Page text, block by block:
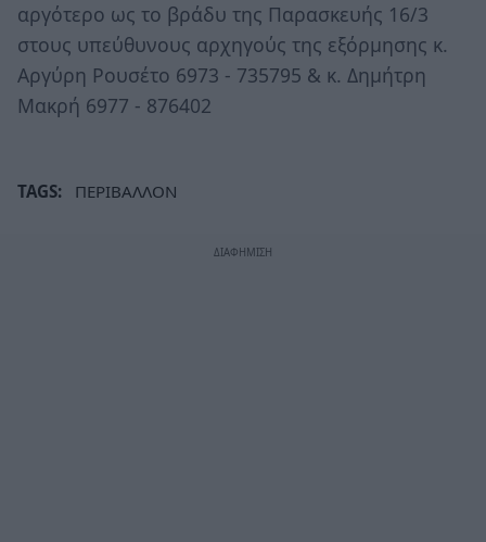
αργότερο ως το βράδυ της Παρασκευής 16/3
στους υπεύθυνους αρχηγούς της εξόρμησης κ.
Αργύρη Ρουσέτο 6973 - 735795 & κ. Δημήτρη
Μακρή 6977 - 876402
TAGS: ΠΕΡΙΒΑΛΛΟΝ